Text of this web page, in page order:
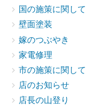
国の施策に関して
壁面塗装
嫁のつぶやき
家電修理
市の施策に関して
店のお知らせ
店長の山登り